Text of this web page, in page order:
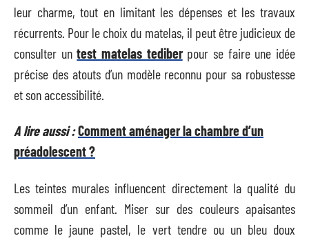
leur charme, tout en limitant les dépenses et les travaux
récurrents. Pour le choix du matelas, il peut être judicieux de
consulter untest matelas tediberpour se faire une idée
précise des atouts d’un modèle reconnu pour sa robustesse
et son accessibilité.
A lire aussi :Comment aménager la chambre d’un
préadolescent ?
Les teintes murales influencent directement la qualité du
sommeil d’un enfant. Miser sur des couleurs apaisantes
comme le jaune pastel, le vert tendre ou un bleu doux